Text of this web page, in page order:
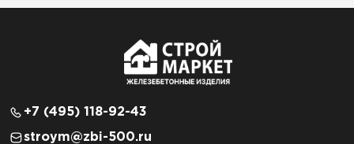
+7 (495) 118-92-43
stroym@zbi-500.ru